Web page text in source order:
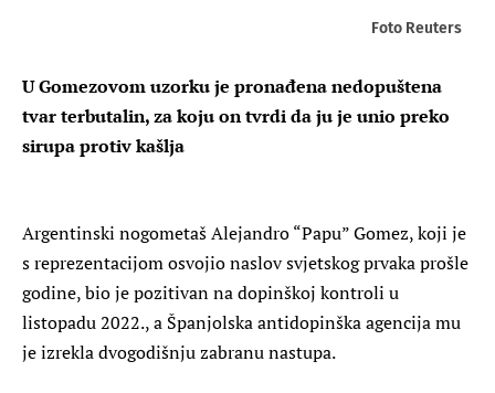
Foto Reuters
U Gomezovom uzorku je pronađena nedopuštena
tvar terbutalin, za koju on tvrdi da ju je unio preko
sirupa protiv kašlja
Argentinski nogometaš Alejandro “Papu” Gomez, koji je
s reprezentacijom osvojio naslov svjetskog prvaka prošle
godine, bio je pozitivan na dopinškoj kontroli u
listopadu 2022., a Španjolska antidopinška agencija mu
je izrekla dvogodišnju zabranu nastupa.